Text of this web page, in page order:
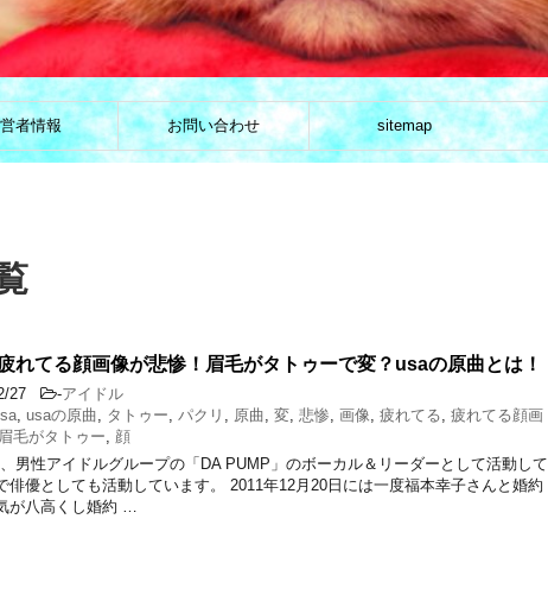
者情報 お問い合わせ sitemap
れてる顔画像が悲惨！眉毛がタトゥーで変？usaの原曲とは！
27 -アイドル
usaの原曲 タトゥー パクリ 原曲 変 悲惨 画像 疲れてる 疲れてる顔画
眉毛がタトゥー
顔
男性アイドルグループの「DA PUMP」のボーカル＆リーダーとして活動して
俳優としても活動しています。 2011年12月20日には一度福本幸子さんと婚約
が八高くし婚約 …